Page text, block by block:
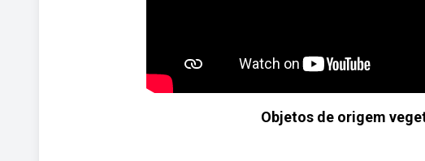
Objetos de origem